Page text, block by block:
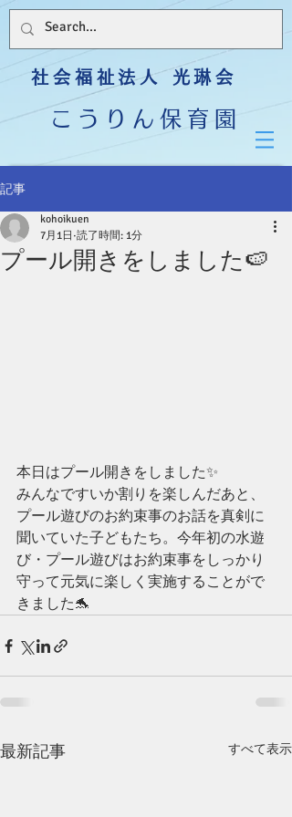
社会福祉法人 光琳会
こうりん保育園
記事
プール開きをしました🍉
kohoikuen
7月1日 読了時間: 1分
本日はプール開きをしました✨
みんなですいか割りを楽しんだあと、
プール遊びのお約束事のお話を真剣に
聞いていた子どもたち。今年初の水遊
び・プール遊びはお約束事をしっかり
守って元気に楽しく実施することがで
きました🐬
最新記事 すべて表示